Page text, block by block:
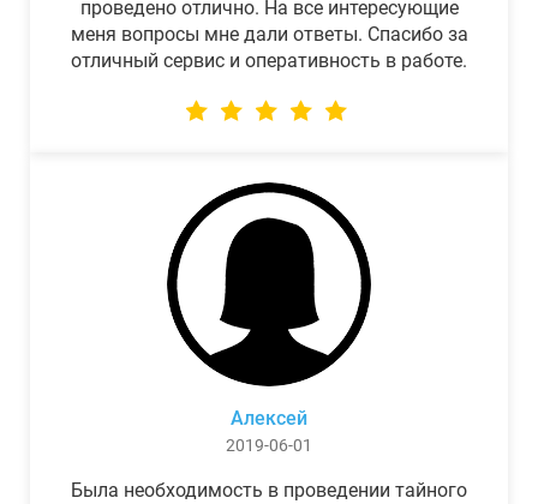
проведено отлично. На все интересующие
меня вопросы мне дали ответы. Спасибо за
отличный сервис и оперативность в работе.
Алексей
2019-06-01
Была необходимость в проведении тайного